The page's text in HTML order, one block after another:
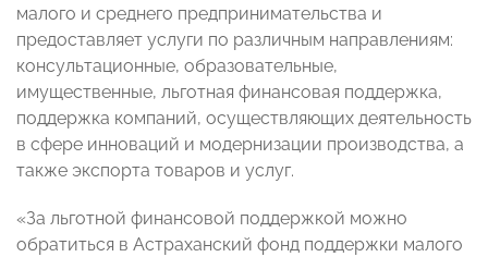
малого и среднего предпринимательства и
предоставляет услуги по различным направлениям:
консультационные, образовательные,
имущественные, льготная финансовая поддержка,
поддержка компаний, осуществляющих деятельность
в сфере инноваций и модернизации производства, а
также экспорта товаров и услуг.
«За льготной финансовой поддержкой можно
обратиться в Астраханский фонд поддержки малого